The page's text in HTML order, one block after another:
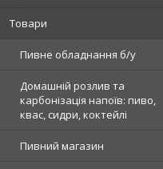
Товари
Пивне обладнання б/у
Домашній розлив та
карбонізація напоїв: пиво,
квас, сидри, коктейлі
Пивний магазин